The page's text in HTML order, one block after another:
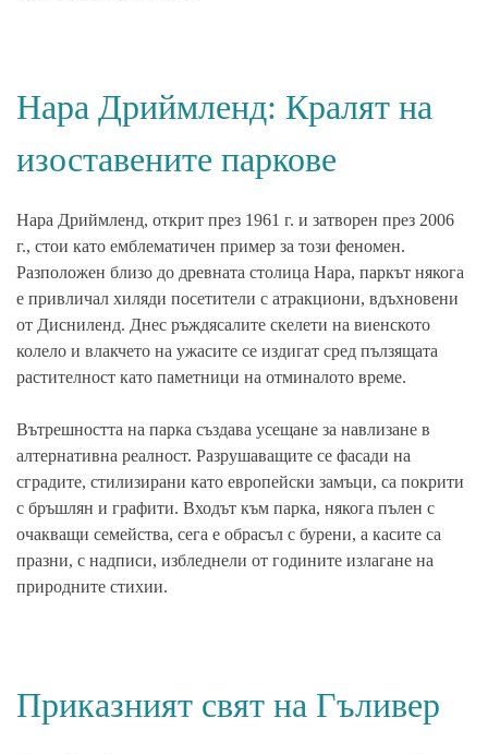
Нара Дриймленд: Кралят на
изоставените паркове
Нара Дриймленд, открит през 1961 г. и затворен през 2006
г., стои като емблематичен пример за този феномен.
Разположен близо до древната столица Нара, паркът някога
е привличал хиляди посетители с атракциони, вдъхновени
от Дисниленд. Днес ръждясалите скелети на виенското
колело и влакчето на ужасите се издигат сред пълзящата
растителност като паметници на отминалото време.
Вътрешността на парка създава усещане за навлизане в
алтернативна реалност. Разрушаващите се фасади на
сградите, стилизирани като европейски замъци, са покрити
с бръшлян и графити. Входът към парка, някога пълен с
очакващи семейства, сега е обрасъл с бурени, а касите са
празни, с надписи, избледнели от годините излагане на
природните стихии.
Приказният свят на Гъливер